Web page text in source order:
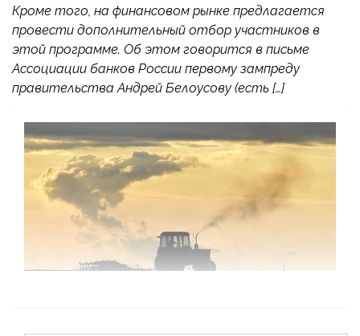
Кроме того, на финансовом рынке предлагается
провести дополнительный отбор участников в
этой программе. Об этом говорится в письме
Ассоциации банков России первому зампреду
правительства Андрей Белоусову (есть […]